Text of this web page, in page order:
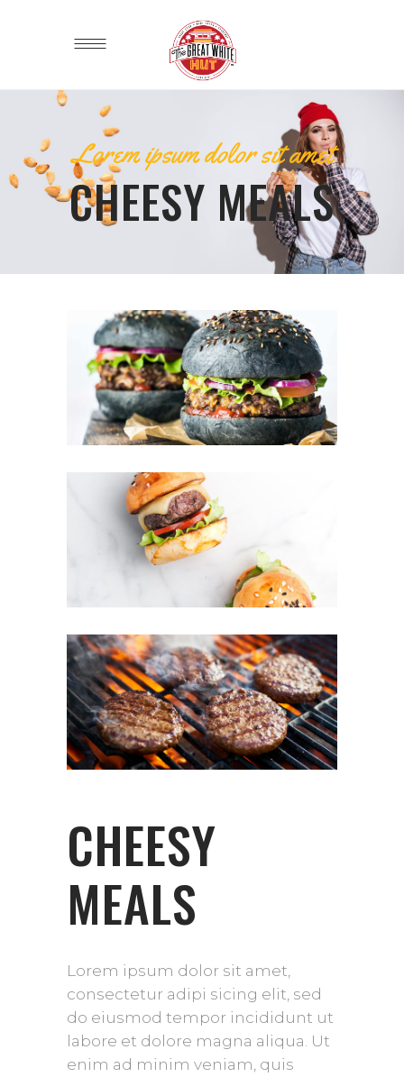
Lorem ipsum dolor sit amet
CHEESY MEALS
CHEESY
MEALS
Lorem ipsum dolor sit amet,
consectetur adipi sicing elit, sed
do eiusmod tempor incididunt ut
labore et dolore magna aliqua. Ut
enim ad minim veniam, quis